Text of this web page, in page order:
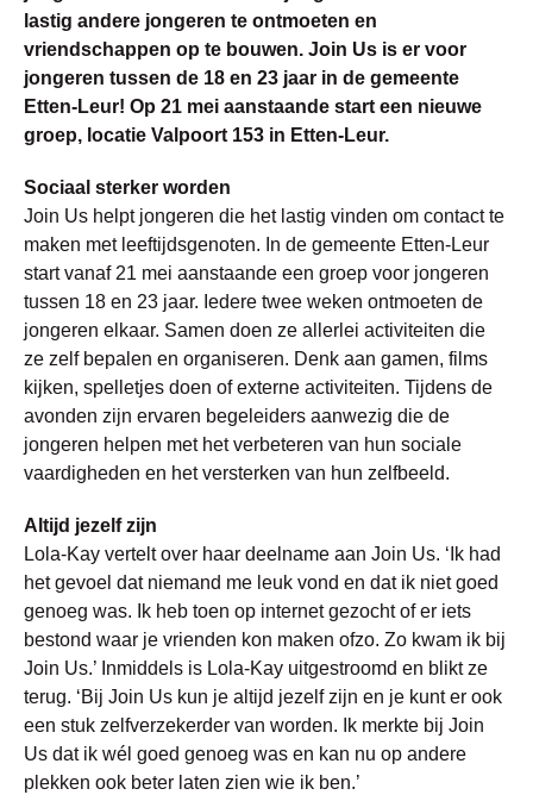
lastig andere jongeren te ontmoeten en
vriendschappen op te bouwen. Join Us is er voor
jongeren tussen de 18 en 23 jaar in de gemeente
Etten-Leur! Op 21 mei aanstaande start een nieuwe
groep, locatie Valpoort 153 in Etten-Leur.
Sociaal sterker worden
Join Us helpt jongeren die het lastig vinden om contact te
maken met leeftijdsgenoten. In de gemeente Etten-Leur
start vanaf 21 mei aanstaande een groep voor jongeren
tussen 18 en 23 jaar. Iedere twee weken ontmoeten de
jongeren elkaar. Samen doen ze allerlei activiteiten die
ze zelf bepalen en organiseren. Denk aan gamen, films
kijken, spelletjes doen of externe activiteiten. Tijdens de
avonden zijn ervaren begeleiders aanwezig die de
jongeren helpen met het verbeteren van hun sociale
vaardigheden en het versterken van hun zelfbeeld.
Altijd jezelf zijn
Lola-Kay vertelt over haar deelname aan Join Us. ‘Ik had
het gevoel dat niemand me leuk vond en dat ik niet goed
genoeg was. Ik heb toen op internet gezocht of er iets
bestond waar je vrienden kon maken ofzo. Zo kwam ik bij
Join Us.’ Inmiddels is Lola-Kay uitgestroomd en blikt ze
terug. ‘Bij Join Us kun je altijd jezelf zijn en je kunt er ook
een stuk zelfverzekerder van worden. Ik merkte bij Join
Us dat ik wél goed genoeg was en kan nu op andere
plekken ook beter laten zien wie ik ben.’